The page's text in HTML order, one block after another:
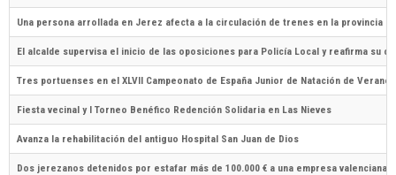
Una persona arrollada en Jerez afecta a la circulación de trenes en la provincia
El alcalde supervisa el inicio de las oposiciones para Policía Local y reafirma su
Tres portuenses en el XLVII Campeonato de España Junior de Natación de Verano
Fiesta vecinal y I Torneo Benéfico Redención Solidaria en Las Nieves
Avanza la rehabilitación del antiguo Hospital San Juan de Dios
Dos jerezanos detenidos por estafar más de 100.000 € a una empresa